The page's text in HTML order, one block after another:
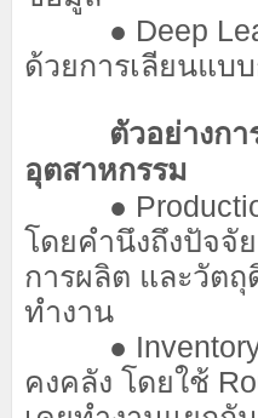
● Deep
ด้วยการเลียนแบ
ตัวอย่างการใ
อุตสาหกรรม
● Production
โดยคำนึงถึงปัจจั
การผลิต และวัต
ทำงาน
● Inventory
คงคลัง โดยใช้